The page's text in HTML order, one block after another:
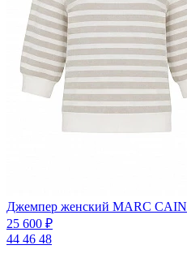
Джемпер женский MARC CAIN
25 600 ₽
44 46 48